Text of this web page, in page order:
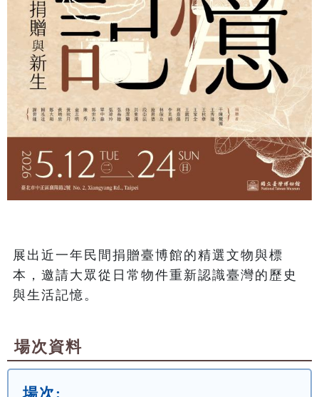
展出近一年民間捐贈臺博館的精選文物與標
本，邀請大眾從日常物件重新認識臺灣的歷史
與生活記憶。
場次資料
場次: